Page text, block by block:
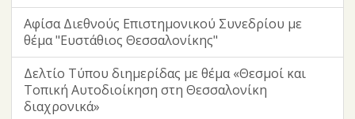
Αφίσα Διεθνούς Επιστημονικού Συνεδρίου με
θέμα "Ευστάθιος Θεσσαλονίκης"
Δελτίο Τύπου διημερίδας με θέμα «Θεσμοί και
Τοπική Αυτοδιοίκηση στη Θεσσαλονίκη
διαχρονικά»